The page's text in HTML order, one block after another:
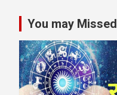
You may Missed